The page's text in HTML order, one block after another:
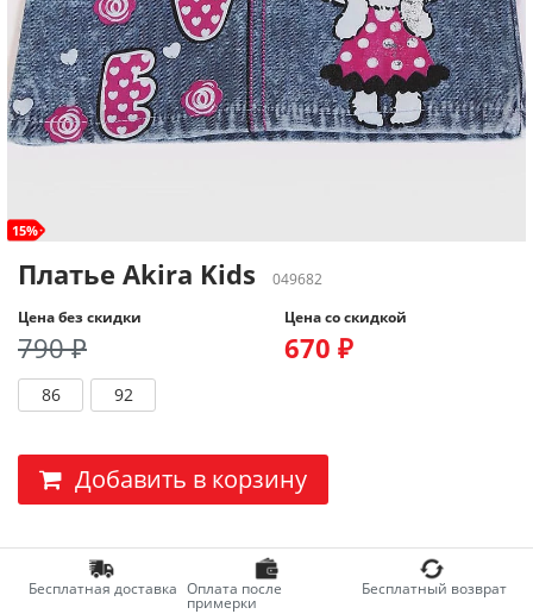
15%
Платье Akira Kids
049682
Цена без скидки
790 ₽
Цена со скидкой
670 ₽
86 92
Добавить в корзину
Бесплатная доставка Оплата после
примерки
Бесплатный возврат